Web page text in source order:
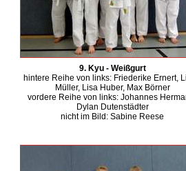
9. Kyu - Weißgurt
hintere Reihe von links: Friederike Ernert,
Müller, Lisa Huber, Max Börner
vordere Reihe von links: Johannes
Dylan Dutenstädter
nicht im Bild: Sabine Reese